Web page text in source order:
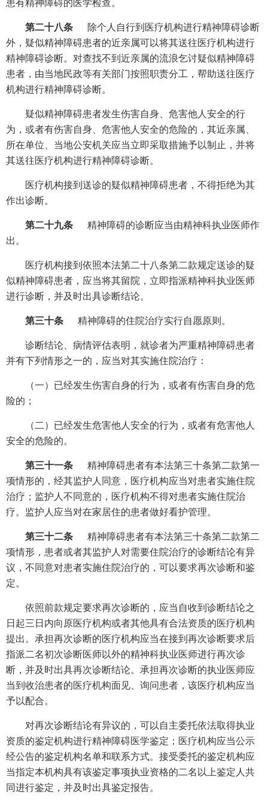
第二十八条
除个人自行到医疗机构进行精神障碍诊断
外，疑似精神障碍患者的近亲属可以将其送往医疗机构进行
精神障碍诊断。对查找不到近亲属的流浪乞讨疑似精神障碍
患者，由当地民政等有关部门按照职责分工，帮助送往医疗
机构进行精神障碍诊断。
疑似精神障碍患者发生伤害自身、危害他人安全的行
为，或者有伤害自身、危害他人安全的危险的，其近亲属、
所在单位、当地公安机关应当立即采取措施予以制止，并将
其送往医疗机构进行精神障碍诊断。
医疗机构接到送诊的疑似精神障碍患者，不得拒绝为其
作出诊断。
第二十九条
精神障碍的诊断应当由精神科执业医师作
出。
医疗机构接到依照本法第二十八条第二款规定送诊的疑
似精神障碍患者，应当将其留院，立即指派精神科执业医师
进行诊断，并及时出具诊断结论。
第三十条
精神障碍的住院治疗实行自愿原则。
诊断结论、病情评估表明，就诊者为严重精神障碍患者
并有下列情形之一的，应当对其实施住院治疗：
（一）已经发生伤害自身的行为，或者有伤害自身的危
险的；
（二）已经发生危害他人安全的行为，或者有危害他人
安全的危险的。
第三十一条
精神障碍患者有本法第三十条第二款第一
项情形的，经其监护人同意，医疗机构应当对患者实施住院
治疗；监护人不同意的，医疗机构不得对患者实施住院治
疗。监护人应当对在家居住的患者做好看护管理。
第三十二条
精神障碍患者有本法第三十条第二款第二
项情形，患者或者其监护人对需要住院治疗的诊断结论有异
议，不同意对患者实施住院治疗的，可以要求再次诊断和鉴
定。
依照前款规定要求再次诊断的，应当自收到诊断结论之
日起三日内向原医疗机构或者其他具有合法资质的医疗机构
提出。承担再次诊断的医疗机构应当在接到再次诊断要求后
指派二名初次诊断医师以外的精神科执业医师进行再次诊
断，并及时出具再次诊断结论。承担再次诊断的执业医师应
当到收治患者的医疗机构面见、询问患者，该医疗机构应当
予以配合。
对再次诊断结论有异议的，可以自主委托依法取得执业
资质的鉴定机构进行精神障碍医学鉴定；医疗机构应当公示
经公告的鉴定机构名单和联系方式。接受委托的鉴定机构应
当指定本机构具有该鉴定事项执业资格的二名以上鉴定人共
同进行鉴定，并及时出具鉴定报告。